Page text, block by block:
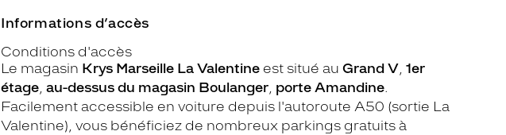
Informations d’accès
Conditions d'accès
Le magasin Krys Marseille La Valentine est situé au Grand V 1er
étage au-dessus du magasin Boulanger porte Amandine.
Facilement accessible en voiture depuis l'autoroute A50 (sortie La
Valentine), vous bénéficiez de nombreux parkings gratuits à